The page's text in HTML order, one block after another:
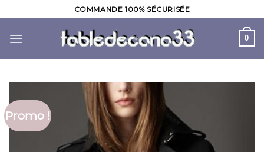
to
content
COMMANDE 100% SÉCURISÉE
0
Promo !